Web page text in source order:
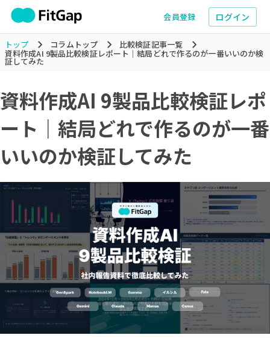
会員登録 ログイン
トップ コラムトップ
比較検証記事一覧
資料作成AI 9製品比較検証レポート｜結局どれで作るのが一番いいのか検
証してみた
資料作成AI 9製品比較検証レポ
ート｜結局どれで作るのが一番
いいのか検証してみた